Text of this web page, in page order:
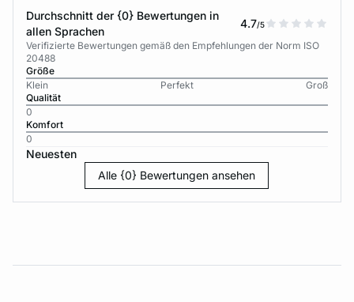
Durchschnitt der {0} Bewertungen in
allen Sprachen
4.7/5
Verifizierte Bewertungen gemäß den Empfehlungen der Norm ISO
20488
Größe
Klein
Perfekt
Groß
Qualität
0
Komfort
0
Neuesten
Alle {0} Bewertungen ansehen